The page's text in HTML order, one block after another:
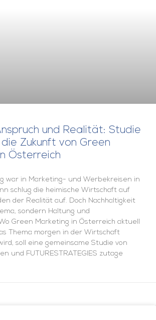
und Realität: Studie
Zukunft von Green
Österreich
war in Marketing- und Werbekreisen in
schlug die heimische Wirtschaft auf
der Realität auf. Doch Nachhaltigkeit
sondern Haltung und
Green Marketing in Österreich aktuell
Thema morgen in der Wirtschaft
soll eine gemeinsame Studie von
und FUTURESTRATEGIES zutage